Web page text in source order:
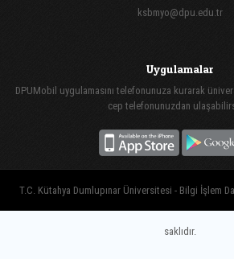
ksbmyo@dpu.edu.tr
Uygulamalar
DPUMobil uygulamasını telefonunuza kurarak
cep telefonunuzdan
T.C. Kütahya Dumlupınar Üniversitesi - Bilgi İşlem
saklıdır.